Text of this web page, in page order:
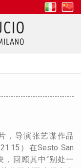
，导演张艺谋作品
）在Sesto San
，回顾其中“别处一